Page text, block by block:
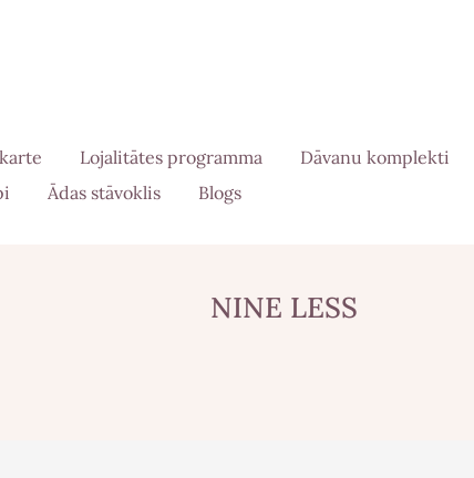
Lojalitātes programma Dāvanu komplekti
Ādas stāvoklis Blogs
NINE LESS